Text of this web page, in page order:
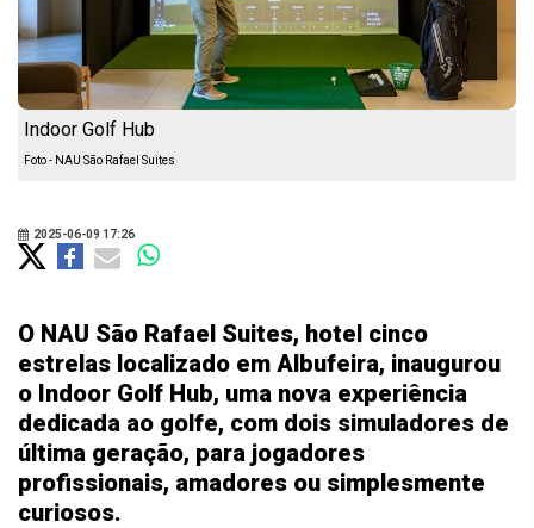
Indoor Golf Hub
Foto - NAU São Rafael Suites
2025-06-09 17:26
O NAU São Rafael Suites, hotel cinco
estrelas localizado em Albufeira, inaugurou
o Indoor Golf Hub, uma nova experiência
dedicada ao golfe, com dois simuladores de
última geração, para jogadores
profissionais, amadores ou simplesmente
curiosos.